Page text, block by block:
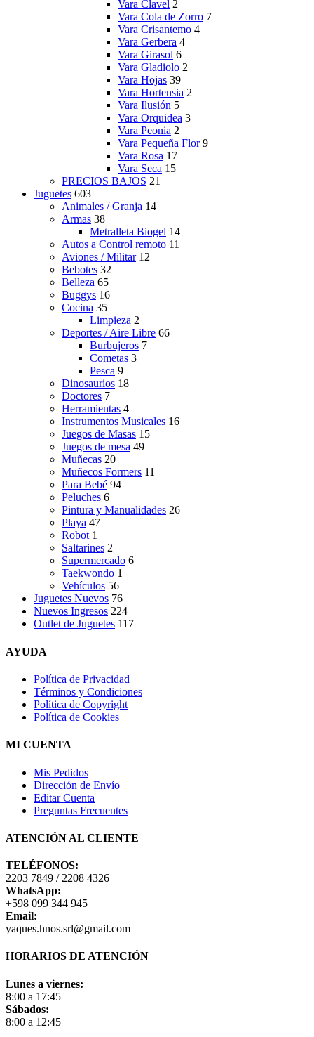
Vara Clavel 2
Vara Cola de Zorro 7
Vara Crisantemo 4
Vara Gerbera 4
Vara Girasol 6
Vara Gladiolo 2
Vara Hojas 39
Vara Hortensia 2
Vara Ilusión 5
Vara Orquidea 3
Vara Peonia 2
Vara Pequeña Flor 9
Vara Rosa 17
Vara Seca 15
PRECIOS BAJOS 21
Juguetes 603
Animales / Granja 14
Armas 38
Metralleta Biogel 14
Autos a Control remoto 11
Aviones / Militar 12
Bebotes 32
Belleza 65
Buggys 16
Cocina 35
Limpieza 2
Deportes / Aire Libre 66
Burbujeros 7
Cometas 3
Pesca 9
Dinosaurios 18
Doctores 7
Herramientas 4
Instrumentos Musicales 16
Juegos de Masas 15
Juegos de mesa 49
Muñecas 20
Muñecos Formers 11
Para Bebé 94
Peluches 6
Pintura y Manualidades 26
Playa 47
Robot 1
Saltarines 2
Supermercado 6
Taekwondo 1
Vehículos 56
Juguetes Nuevos 76
Nuevos Ingresos 224
Outlet de Juguetes 117
AYUDA
Política de Privacidad
Términos y Condiciones
Política de Copyright
Política de Cookies
MI CUENTA
Mis Pedidos
Dirección de Envío
Editar Cuenta
Preguntas Frecuentes
ATENCIÓN AL CLIENTE
TELÉFONOS:
2203 7849 / 2208 4326
WhatsApp:
+598 099 344 945
Email:
yaques.hnos.srl@gmail.com
HORARIOS DE ATENCIÓN
Lunes a viernes:
8:00 a 17:45
Sábados:
8:00 a 12:45